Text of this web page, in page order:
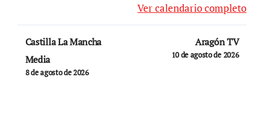
Ver calendario completo
Navegación
de
entradas
Castilla La Mancha
Media
8 de agosto de 2026
Aragón TV
10 de agosto de 2026